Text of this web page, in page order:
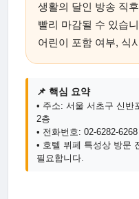
생활의 달인 방송 직
빨리 마감될 수 있습
어린이 포함 여부, 식
📌 핵심 요약
• 주소: 서울 서초구 신반
2층
• 전화번호: 02-6282-6268
• 호텔 뷔페 특성상 방문
필요합니다.